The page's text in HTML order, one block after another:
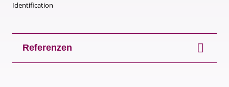
Identification
Referenzen